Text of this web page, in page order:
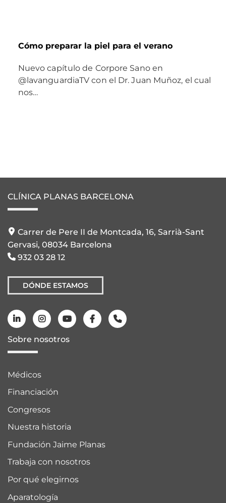
Cómo preparar la piel para el verano
Nuevo capítulo de Corpore Sano en
@lavanguardiaTV con el Dr. Juan Muñoz, el cual
nos…
CLÍNICA PLANAS BARCELONA
Carrer de Pere II de Montcada, 16, Sarrià-Sant
Gervasi, 08034 Barcelona
932 03 28 12
DÓNDE ESTAMOS
Sobre nosotros
Médicos
Financiación
Congresos
Nuestra historia
Fundación Jaime Planas
Trabaja con nosotros
Por qué elegirnos
Aparatología